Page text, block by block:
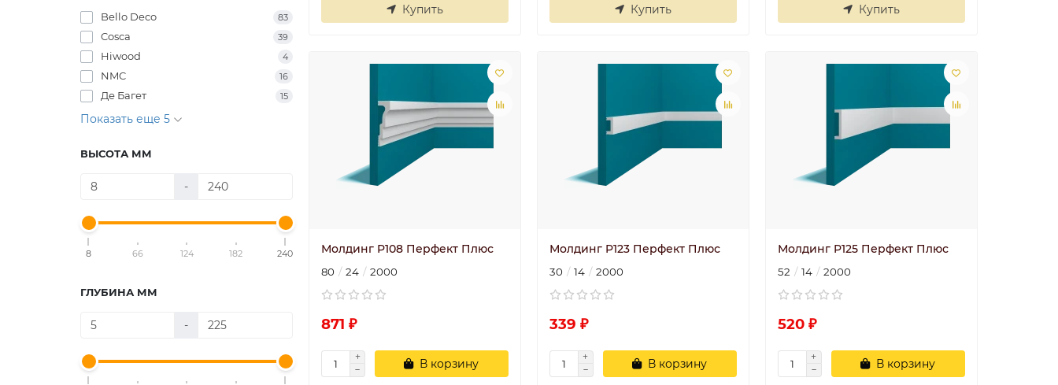
Bello Deco 83
Cosca 39
Hiwood 4
NMC 16
Де Багет 15
Показать еще 5
ВЫСОТА ММ
-
8 66 124 182 240
ГЛУБИНА ММ
-
Купить Купить Купить
Молдинг P108 Перфект Плюс
80 24 2000
871 ₽
В корзину
Молдинг P123 Перфект Плюс
30 14 2000
339 ₽
В корзину
Молдинг P125 Перфект Плюс
52 14 2000
520 ₽
В корзину